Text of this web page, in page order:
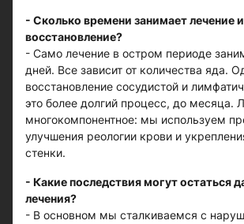
- Сколько времени занимает лечение и
восстановление?
- Само лечение в остром периоде
дней. Все зависит от количества яда.
восстановление сосудистой и
это более долгий процесс, до месяца.
многокомпонентное: мы используем
улучшения реологии крови и
стенки.
- Какие последствия могут остаться
лечения?
- В основном мы сталкиваемся с